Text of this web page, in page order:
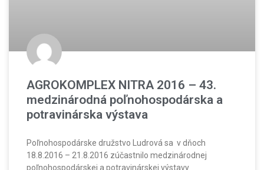
AGROKOMPLEX NITRA 2016 – 43.
medzinárodná poľnohospodárska a
potravinárska výstava
Poľnohospodárske družstvo Ludrová sa v dňoch
18.8.2016 – 21.8.2016 zúčastnilo medzinárodnej
poľnohospodárskej a potravinárskej výstavy